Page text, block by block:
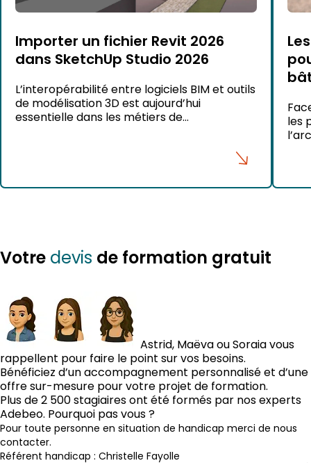
Importer un fichier Revit 2026
dans SketchUp Studio 2026
L’interopérabilité entre logiciels BIM et outils
de modélisation 3D est aujourd’hui
essentielle dans les métiers de
est beaucoup plus simple grâce au plugin
les
Votre devis de formation gratuit
Astrid, Maëva ou Soraia vous
rappellent pour faire le point sur vos besoins.
Bénéficiez d’un accompagnement personnalisé et d’une
offre sur-mesure pour votre projet de formation.
Plus de 2 500 stagiaires ont été formés par nos experts
Adebeo. Pourquoi pas vous ?
Pour toute personne en situation de handicap merci de nous
contacter.
Référent handicap : Christelle Fayolle